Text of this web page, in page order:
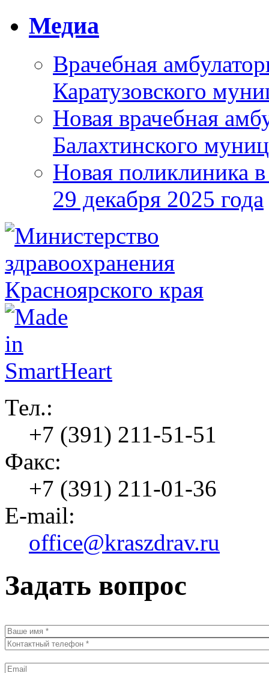
Медиа
Врачебная
Каратузовского
Новая врачебная
Балахтинского
Новая поликлиника
29 декабря 2025 года
Тел.:
+7 (391) 211-51-51
Факс:
+7 (391) 211-01-36
E-mail:
office@kraszdrav.ru
Задать вопрос